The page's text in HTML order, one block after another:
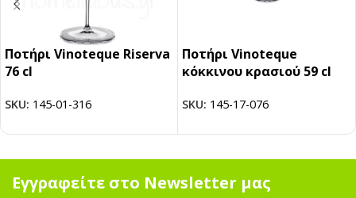
Ποτήρι Vinoteque Riserva
76 cl
SKU: 145-01-316
Ποτήρι Vinoteque
κόκκινου κρασιού 59 cl
SKU: 145-17-076
Εγγραφείτε στο Newsletter μας